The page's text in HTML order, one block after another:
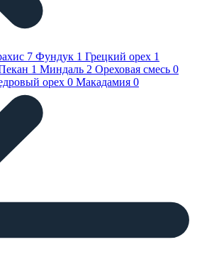
7 Фундук 1 Грецкий орех 1
1 Миндаль 2 Ореховая смесь 0
орех 0 Макадамия 0